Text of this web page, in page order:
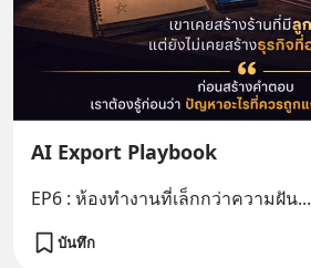
AI Export Playbook
EP6 : ห้องทำงานที่เล็กกว่าความฝัน...
บันทึก